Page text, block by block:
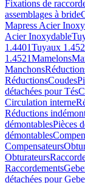
Fixations de
assemblages à bride
Mapress Acier
Acier Inoxydable
1.4401Tuyaux
1.4521Mamelons
Manchons
RéductionsCoudes
détachées pour Tés
Circulation interne
Réductions
démontablesPièces
démontables
Compensateurs
Obturateurs
Raccordements
détachées pour